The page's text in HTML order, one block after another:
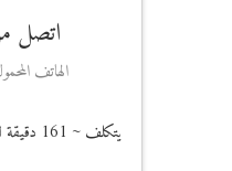
اتصل
الهاتف
يتكلف~ 161 دقيقة